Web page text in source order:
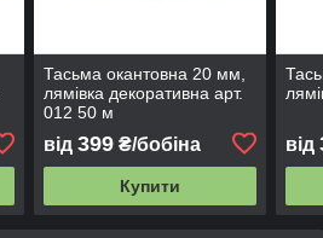
Тасьма окантовна 20 мм,
лямівка декоративна арт.
012 50 м
від 399₴/бобіна
Купити
від